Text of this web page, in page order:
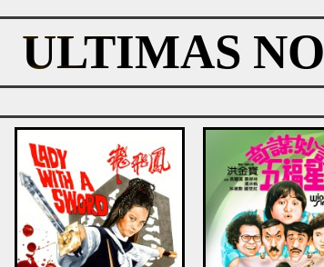
ULTIMAS